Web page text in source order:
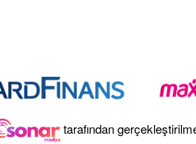
tarafından